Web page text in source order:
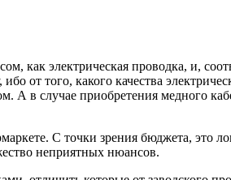
как электрическая проводка, и,
от того, какого качества
А в случае приобретения медного
С точки зрения бюджета, это
неприятных нюансов.